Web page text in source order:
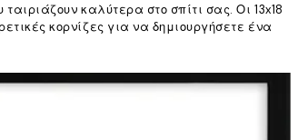
καλύτερα στο σπίτι σας. Οι 13x18
κορνίζες για να δημιουργήσετε ένα